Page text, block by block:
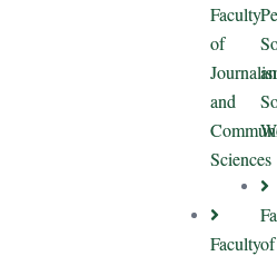
Faculty
of
and
Sciences
Facultyof